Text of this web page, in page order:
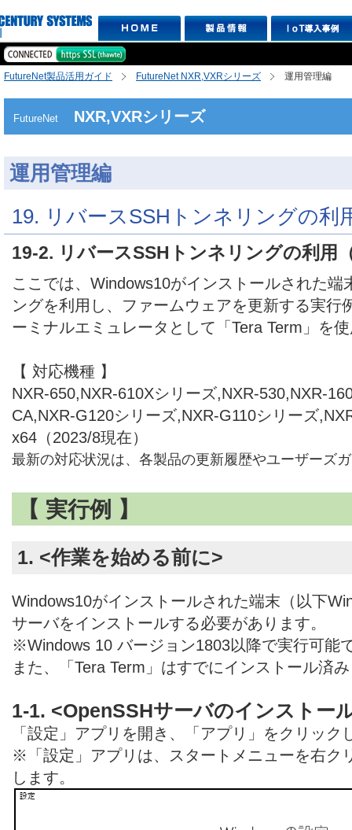
FutureNet製品活用ガイド FutureNet NXR,VXRシリーズ 運用管理編
FutureNet NXR,VXRシリーズ
運用管理編
19. リバースSSHトンネリングの利
19-2. リバースSSHトンネリングの利用
ここでは、Windows10がインストールされた端
ングを利用し、ファームウェアを更新する実行
ーミナルエミュレータとして「Tera Term」を
【 対応機種 】
NXR-650,NXR-610Xシリーズ,NXR-530,NXR-
CA,NXR-G120シリーズ,NXR-G110シリーズ
x64（2023/8現在）
最新の対応状況は、各製品の更新履歴やユーザーズ
【 実行例 】
1. <作業を始める前に>
Windows10がインストールされた端末（以下
サーバをインストールする必要があります。
※Windows 10 バージョン1803以降で実行可能
また、「Tera Term」はすでにインストール済
1-1. <OpenSSHサーバのインストー
「設定」アプリを開き、「アプリ」をクリック
※「設定」アプリは、スタートメニューを右ク
します。